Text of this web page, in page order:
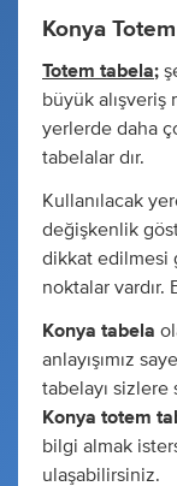
Konya
Totem tabela;
büyük
yerlerde daha
tabelalar dır.
Kullanılacak
değişkenlik
dikkat edilmesi
noktalar vardır.
Konya tabela
anlayışımız
tabelayı sizlere
Konya totem
bilgi almak
ulaşabilirsiniz.